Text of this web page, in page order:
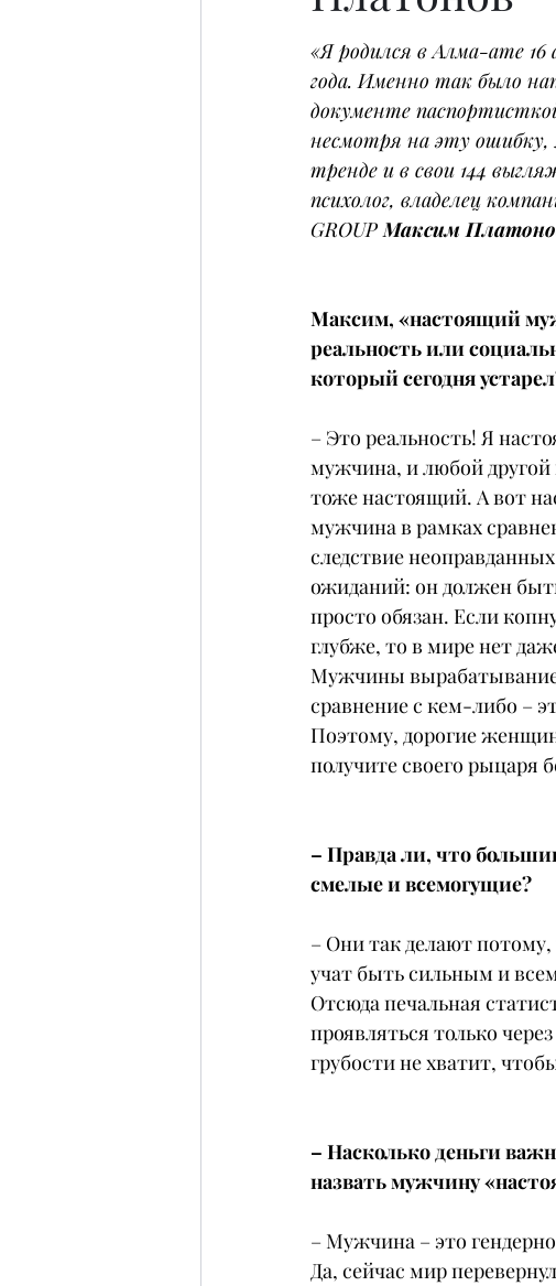
«Я родился в Алма-ате 16
года. Именно так было
документе
несмотря на эту ошибку,
тренде и в свои 144
психолог, владелец
GROUP Максим
Максим, «настоящий
реальность или
который сегодня
– Это реальность! Я
мужчина, и любой
тоже настоящий. А вот
мужчина в рамках
следствие
ожиданий: он должен
просто обязан. Если
глубже, то в мире нет
Мужчины
сравнение с кем-либо –
Поэтому, дорогие
получите своего рыцаря
– Правда ли, что
смелые и всемогущие?
– Они так делают
учат быть сильным и
Отсюда печальная
проявляться только
грубости не хватит,
– Насколько деньги
назвать мужчину
– Мужчина – это
Да, сейчас мир